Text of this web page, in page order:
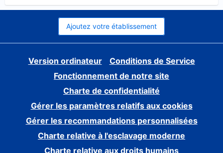
Ajoutez votre établissement
Version ordinateur
Conditions de Service
Fonctionnement de notre site
Charte de confidentialité
Gérer les paramètres relatifs aux cookies
Gérer les recommandations personnalisées
Charte relative à l'esclavage moderne
Charte relative aux droits humains